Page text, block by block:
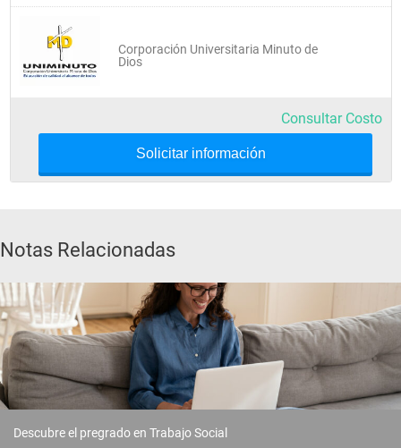
Sexto Semestre
Grupos
Movimientos Sociales y
Campos de Actuación Profesional
Gerencia y Administración Social
Proyecto de Grado
Séptimo Semestre
Corporación Universitaria Minuto de
Dios
Consultar Costo
Solicitar información
Notas Relacionadas
Descubre el pregrado en Trabajo Social